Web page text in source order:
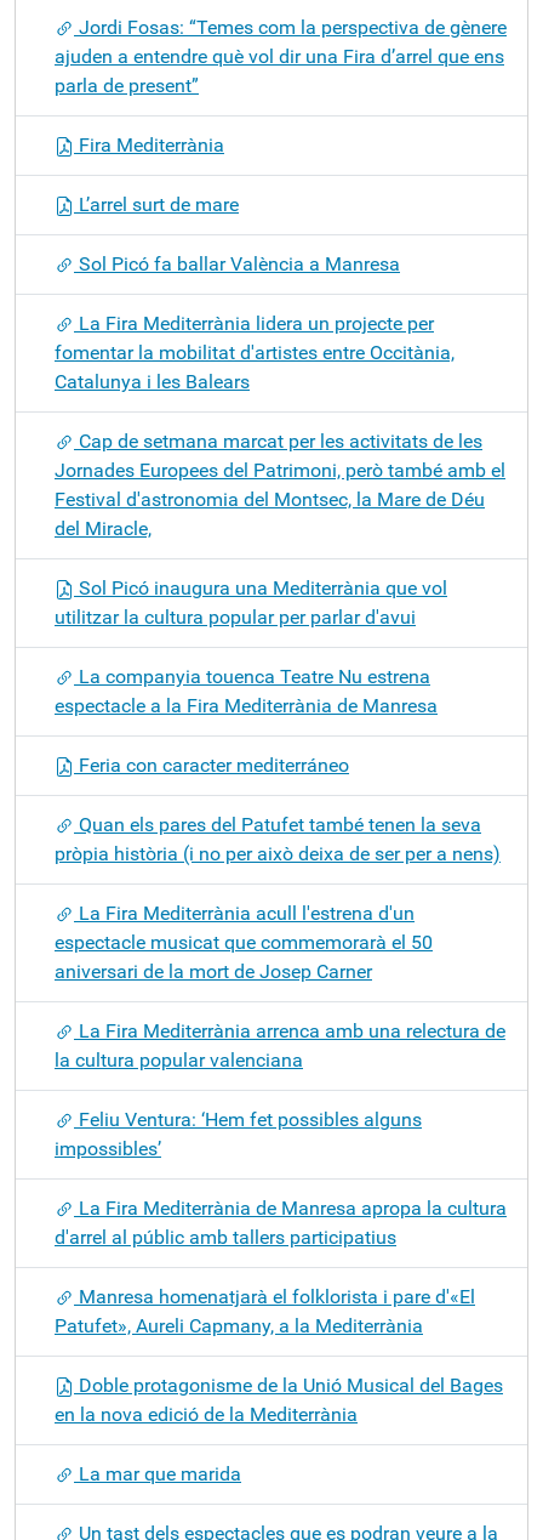
Jordi Fosas: “Temes com la perspectiva de gènere
ajuden a entendre què vol dir una Fira d’arrel que ens
parla de present”
Fira Mediterrània
L’arrel surt de mare
Sol Picó fa ballar València a Manresa
La Fira Mediterrània lidera un projecte per
fomentar la mobilitat d'artistes entre Occitània,
Catalunya i les Balears
Cap de setmana marcat per les activitats de les
Jornades Europees del Patrimoni, però també amb el
Festival d'astronomia del Montsec, la Mare de Déu
del Miracle,
Sol Picó inaugura una Mediterrània que vol
utilitzar la cultura popular per parlar d'avui
La companyia touenca Teatre Nu estrena
espectacle a la Fira Mediterrània de Manresa
Feria con caracter mediterráneo
Quan els pares del Patufet també tenen la seva
pròpia història (i no per això deixa de ser per a nens)
La Fira Mediterrània acull l'estrena d'un
espectacle musicat que commemorarà el 50
aniversari de la mort de Josep Carner
La Fira Mediterrània arrenca amb una relectura de
la cultura popular valenciana
Feliu Ventura: ‘Hem fet possibles alguns
impossibles’
La Fira Mediterrània de Manresa apropa la cultura
d'arrel al públic amb tallers participatius
Manresa homenatjarà el folklorista i pare d'«El
Patufet», Aureli Capmany, a la Mediterrània
Doble protagonisme de la Unió Musical del Bages
en la nova edició de la Mediterrània
La mar que marida
Un tast dels espectacles que es podran veure a la